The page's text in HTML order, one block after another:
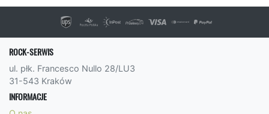
ROCK-SERWIS
ul. płk. Francesco Nullo 28/LU3
31-543 Kraków
INFORMACJE